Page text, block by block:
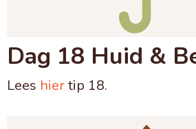
Dag 18 Huid &
Lees hiertip 18.